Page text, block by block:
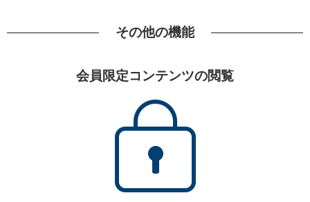
その他の機能
会員限定コンテンツの閲覧